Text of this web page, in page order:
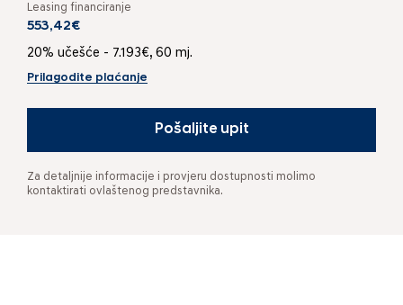
Leasing financiranje
553,42€
20% učešće - 7.193€, 60 mj.
Prilagodite plaćanje
Pošaljite upit
Za detaljnije informacije i provjeru dostupnosti molimo
kontaktirati ovlaštenog predstavnika.